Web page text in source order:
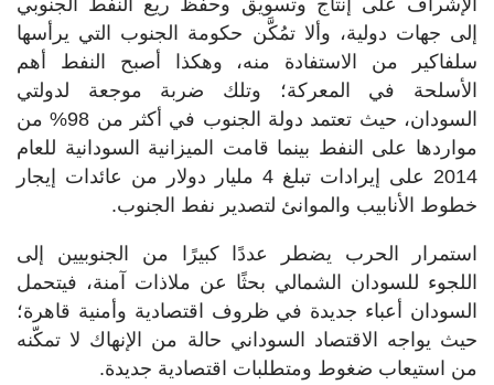
الإشراف على إنتاج وتسويق وحفظ ريع النفط الجنوبي
إلى جهات دولية، وألا تمُكَّن حكومة الجنوب التي يرأسها
سلفاكير من الاستفادة منه، وهكذا أصبح النفط أهم
الأسلحة في المعركة؛ وتلك ضربة موجعة لدولتي
السودان، حيث تعتمد دولة الجنوب في أكثر من 98% من
مواردها على النفط بينما قامت الميزانية السودانية للعام
2014 على إيرادات تبلغ 4 مليار دولار من عائدات إيجار
خطوط الأنابيب والموانئ لتصدير نفط الجنوب.
استمرار الحرب يضطر عددًا كبيرًا من الجنوبيين إلى
اللجوء للسودان الشمالي بحثًا عن ملاذات آمنة، فيتحمل
السودان أعباء جديدة في ظروف اقتصادية وأمنية قاهرة؛
حيث يواجه الاقتصاد السوداني حالة من الإنهاك لا تمكّنه
من استيعاب ضغوط ومتطلبات اقتصادية جديدة.